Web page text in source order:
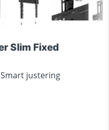
Slim Fixed
justering